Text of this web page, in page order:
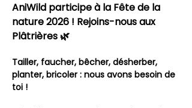
AniWild participe à la Fête de la
nature 2026 ! Rejoins-nous aux
Plâtrières 🌿
Tailler, faucher, bêcher, désherber,
planter, bricoler : nous avons besoin de
toi !